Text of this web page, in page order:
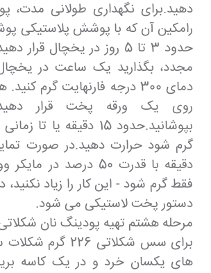
دهید.برای نگهداری طولانی مدت،
رامکین آن که با پوشش پلاستیکی
حدود 3 تا 5 روز در یخچال
مجدد، بگذارید یک ساعت در یخچال
دمای 300 درجه فارنهایت گرم
روی یک ورقه پخت قرار
بپوشانید.حدود 15 دقیقه
دقیقه با قدرت 50 درصد در
فقط گرم شود - این کار را زیاد
دستور پخت لاستیکی می شود.
مرحله هشتم تهیه پودینگ نان
برای سس شکلاتی 226
های یکسان خرد و در یک کاسه